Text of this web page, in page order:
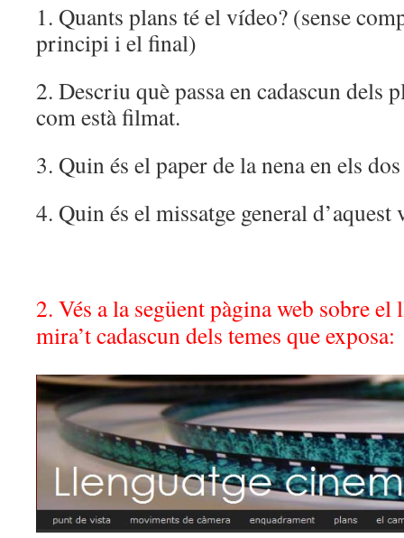
1. Quants plans té el vídeo? (sense
principi i el final)
2. Descriu què passa en cadascun dels
com està filmat.
3. Quin és el paper de la nena en els
4. Quin és el missatge general d’aquest
2. Vés a la següent pàgina web sobre
mira’t cadascun dels temes que exposa: